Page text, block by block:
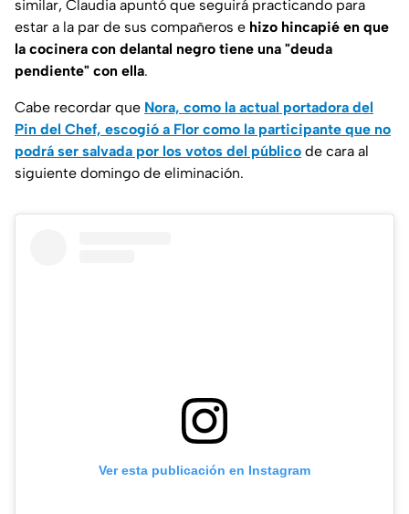
similar, Claudia apuntó que seguirá practicando para
estar a la par de sus compañeros e hizo hincapié en que
la cocinera con delantal negro tiene una "deuda
pendiente" con ella.
Cabe recordar que Nora, como la actual portadora del
Pin del Chef, escogió a Flor como la participante que no
podrá ser salvada por los votos del público de cara al
siguiente domingo de eliminación.
Ver esta publicación en Instagram